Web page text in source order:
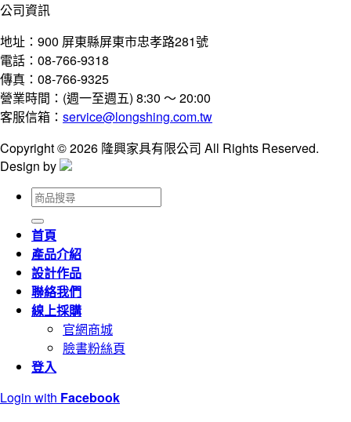
公司資訊
地址：900 屏東縣屏東市忠孝路281號
電話：08-766-9318
傳真：08-766-9325
營業時間：(週一至週五) 8:30 ～ 20:00
客服信箱： service@longshing.com.tw
Copyright © 2026 隆興家具有限公司 All Rights Reserved.
Design by
搜
尋
關
鍵
字:
首頁
產品介紹
設計作品
聯絡我們
線上採購
官網商城
臉書粉絲頁
登入
Login with Facebook